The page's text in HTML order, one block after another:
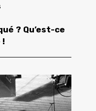
? Qu’est-ce
!